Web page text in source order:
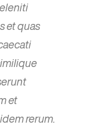
et quas
et
rerum.